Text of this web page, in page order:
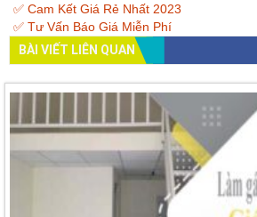
✅ Cam Kết Giá Rẻ Nhất 2023
✅ Tư Vấn Báo Giá Miễn Phí
BÀI VIẾT LIÊN QUAN